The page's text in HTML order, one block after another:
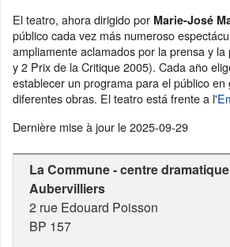
El teatro, ahora dirigido por Marie-José
público cada vez más numeroso
ampliamente aclamados por la prensa y
y 2 Prix de la Critique 2005). Cada año
establecer un programa para el público
diferentes obras. El teatro está frente a l'
Dernière mise à jour le2025-09-29
La Commune - centre
Aubervilliers
2 rue Edouard Poisson
BP 157